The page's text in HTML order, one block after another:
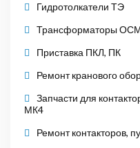
Гидротолкатели ТЭ
Трансформаторы
Приставка ПКЛ, ПК
Ремонт кранового
Запчасти для
МК4
Ремонт контакторов,